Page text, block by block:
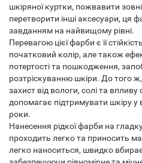
шкіряної куртки, пожвавити
перетворити інші аксесуари, ця
завданням на найвищому рівні.
Перевагою цієї фарби є її
початковий колір, але також
потертості та пошкодження,
розтріскуванню шкіри. До того
захист від вологи, солі та
допомагає підтримувати шкіру у
роки.
Нанесення рідкої фарби на
проходить легко та приносить
легко наноситься, швидко